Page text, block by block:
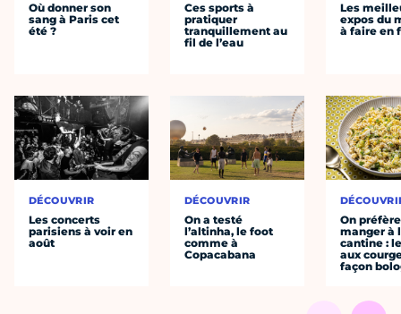
Où donner son
sang à Paris cet
été ?
DÉCOUVRIR
Les concerts
parisiens à voir en
août
Ces sports à
pratiquer
tranquillement au
fil de l’eau
DÉCOUVRIR
On a testé
l’altinha, le foot
comme à
Copacabana
Les
expos du
à faire en
On préfère
manger à
cantine :
aux
façon